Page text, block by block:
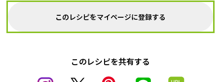
このレシピをマイページに登録する
このレシピを共有する